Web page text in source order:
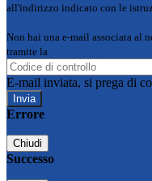
all'indirizzo indicato con le
Non hai una e-mail associata al
tramite la
E-mail inviata, si prega di
Errore
Chiudi
Successo